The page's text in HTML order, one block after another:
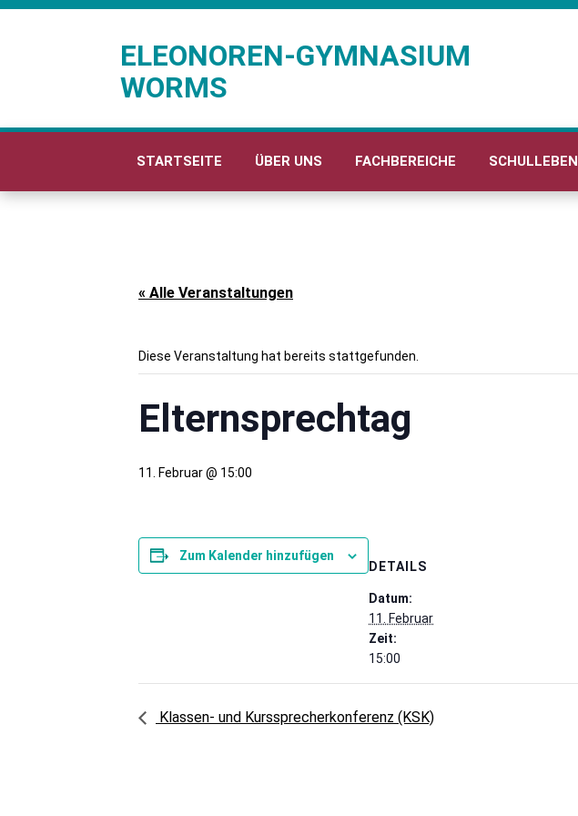
ELEONOREN-GYMNASIUM
WORMS
STARTSEITE ÜBER UNS FACHBEREICHE SCHULLEBEN
« Alle Veranstaltungen
Diese Veranstaltung hat bereits stattgefunden.
Elternsprechtag
11. Februar @ 15:00
Zum Kalender hinzufügen
DETAILS
Datum:
11. Februar
Zeit:
15:00
Klassen- und Kurssprecherkonferenz (KSK)